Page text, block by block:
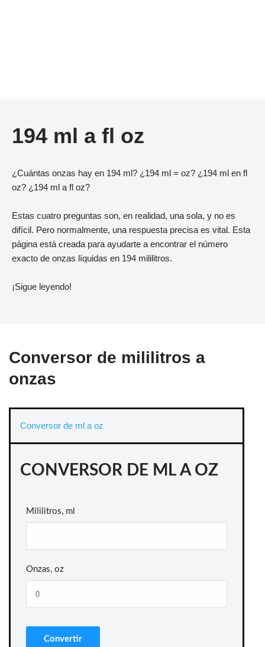
194 ml a fl oz
¿Cuántas onzas hay en 194 ml? ¿194 ml = oz? ¿194 ml en fl
oz? ¿194 ml a fl oz?
Estas cuatro preguntas son, en realidad, una sola, y no es
difícil. Pero normalmente, una respuesta precisa es vital. Esta
página está creada para ayudarte a encontrar el número
exacto de onzas líquidas en 194 mililitros.
¡Sigue leyendo!
Conversor de mililitros a
onzas
Conversor de ml a oz
CONVERSOR DE ML A OZ
Mililitros, ml
Onzas, oz